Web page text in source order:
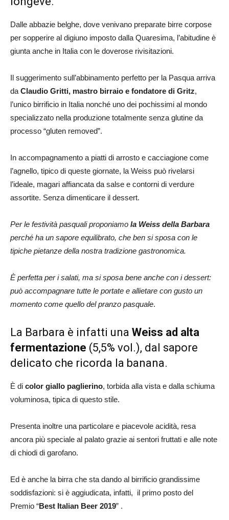
Dalle abbazie belghe, dove venivano preparate birre corpose
per sopperire al digiuno imposto dalla Quaresima, l’abitudine è
giunta anche in Italia con le doverose rivisitazioni.
Il suggerimento sull’abbinamento perfetto per la Pasqua arriva
da Claudio Gritti, mastro birraio e fondatore di Gritz,
l’unico birrificio in Italia nonché uno dei pochissimi al mondo
specializzato nella produzione totalmente senza glutine da
processo “gluten removed”.
In accompagnamento a piatti di arrosto e cacciagione come
l’agnello, tipico di queste giornate, la Weiss può rivelarsi
l’ideale, magari affiancata da salse e contorni di verdure
assortite. Senza dimenticare il dessert.
Per le festività pasquali proponiamo la Weiss della Barbara
perché ha un sapore equilibrato, che ben si sposa con le
tipiche pietanze della nostra tradizione gastronomica.
È perfetta per i salati, ma si sposa bene anche con i dessert:
può accompagnare tutte le portate e allietare con gusto un
momento come quello del pranzo pasquale.
La Barbara è infatti una Weiss ad alta
fermentazione (5,5% vol.), dal sapore
delicato che ricorda la banana.
È di color giallo paglierino, torbida alla vista e dalla schiuma
voluminosa, tipica di questo stile.
Presenta inoltre una particolare e piacevole acidità, resa
ancora più speciale al palato grazie ai sentori fruttati e alle note
di chiodi di garofano.
Ed è anche la birra che sta dando al birrificio grandissime
soddisfazioni: si è aggiudicata, infatti, il primo posto del
Premio “Best Italian Beer 2019” .